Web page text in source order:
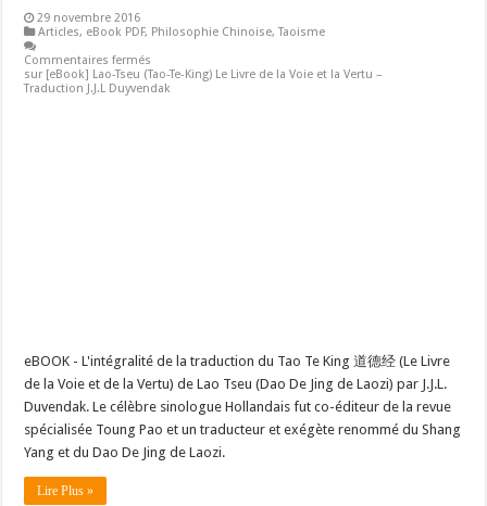
29 novembre 2016
Articles, eBook PDF, Philosophie Chinoise,Taoisme
Commentaires fermés
sur [eBook] Lao-Tseu (Tao-Te-King) Le Livre de la Voie et la Vertu –
Traduction J.J.L Duyvendak
eBOOK - L'intégralité de la traduction du Tao Te King 道德经 (Le Livre
de la Voie et de la Vertu) de Lao Tseu (Dao De Jing de Laozi) par J.J.L.
Duvendak. Le célèbre sinologue Hollandais fut co-éditeur de la revue
spécialisée Toung Pao et un traducteur et exégète renommé du Shang
Yang et du Dao De Jing de Laozi.
Lire Plus »